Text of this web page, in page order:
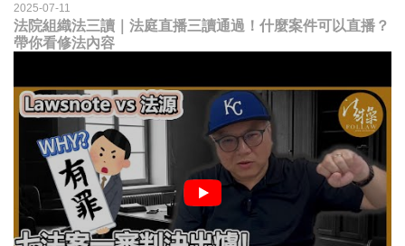
2025-07-11
法院組織法三讀｜法庭直播三讀通過！什麼案件可以直播？
帶你看修法內容